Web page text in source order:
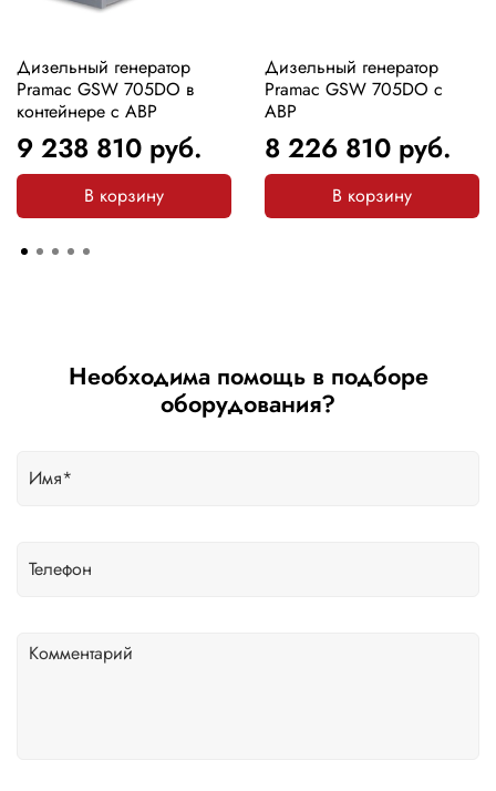
Дизельный генератор
Pramac GSW 705DO в
контейнере с АВР
9 238 810 руб.
В корзину
Дизельный генератор
Pramac GSW 705DO с
АВР
8 226 810 руб.
В корзину
Необходима помощь в подборе
оборудования?